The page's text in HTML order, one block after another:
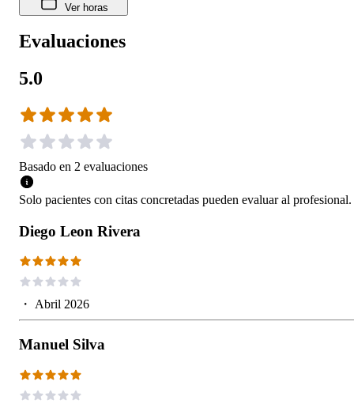
Ver horas
Evaluaciones
5.0
Basado en 2 evaluaciones
Solo pacientes con citas concretadas pueden evaluar al profesional.
Diego Leon Rivera
・ Abril 2026
Manuel Silva